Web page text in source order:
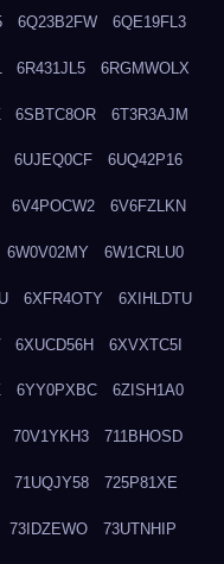
6Q23B2FW 6QE19FL3
6R431JL5 6RGMWOLX
6SBTC8OR 6T3R3AJM
6UJEQ0CF 6UQ42P16
6V4POCW2 6V6FZLKN
6W0V02MY 6W1CRLU0
6XFR4OTY 6XIHLDTU
6XUCD56H 6XVXTC5I
6YY0PXBC 6ZISH1A0
70V1YKH3 711BHOSD
71UQJY58 725P81XE
73IDZEWO 73UTNHIP